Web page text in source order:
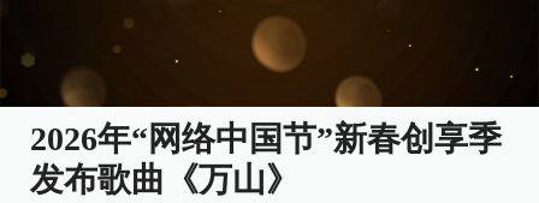
2026年“网络中国节”新春创享季
发布歌曲《万山》